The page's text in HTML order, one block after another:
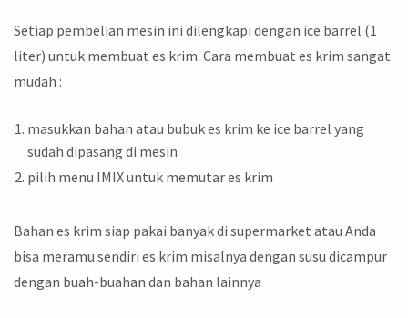
Setiap pembelian mesin ini dilengkapi dengan ice barrel (1
liter) untuk membuat es krim. Cara membuat es krim sangat
mudah :
masukkan bahan atau bubuk es krim ke ice barrel yang
sudah dipasang di mesin
pilih menu IMIX untuk memutar es krim
Bahan es krim siap pakai banyak di supermarket atau Anda
bisa meramu sendiri es krim misalnya dengan susu dicampur
dengan buah-buahan dan bahan lainnya